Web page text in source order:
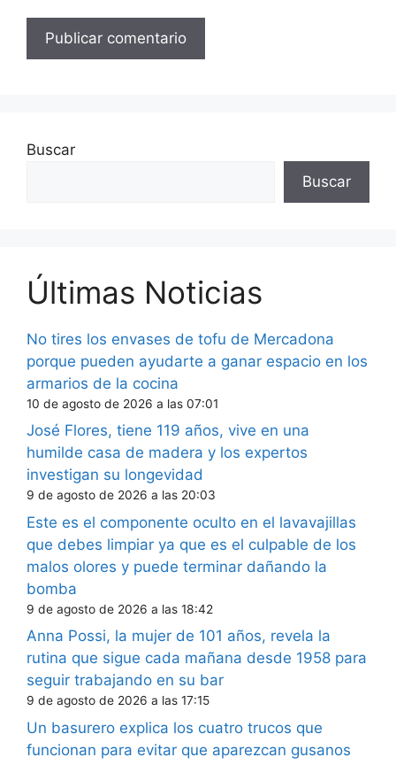
Buscar
Buscar
Últimas Noticias
No tires los envases de tofu de Mercadona
porque pueden ayudarte a ganar espacio en los
armarios de la cocina
10 de agosto de 2026 a las 07:01
José Flores, tiene 119 años, vive en una
humilde casa de madera y los expertos
investigan su longevidad
9 de agosto de 2026 a las 20:03
Este es el componente oculto en el lavavajillas
que debes limpiar ya que es el culpable de los
malos olores y puede terminar dañando la
bomba
9 de agosto de 2026 a las 18:42
Anna Possi, la mujer de 101 años, revela la
rutina que sigue cada mañana desde 1958 para
seguir trabajando en su bar
9 de agosto de 2026 a las 17:15
Un basurero explica los cuatro trucos que
funcionan para evitar que aparezcan gusanos